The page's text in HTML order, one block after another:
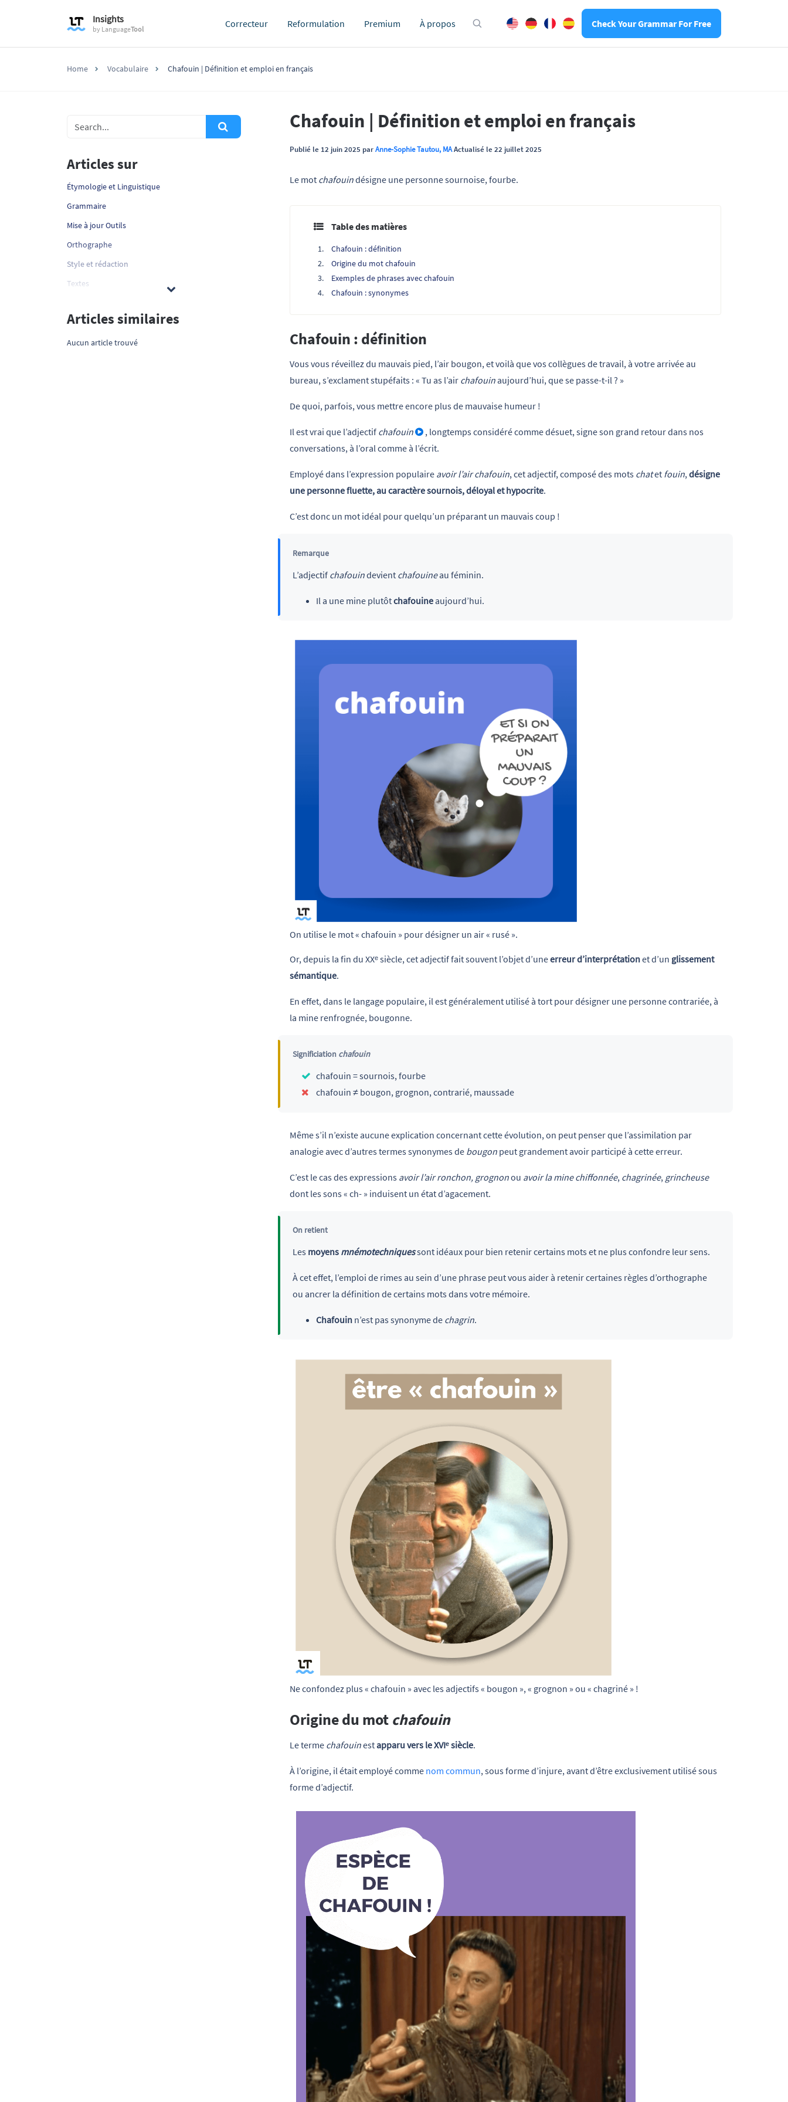
Insights
by LanguageTool Correcteur Reformulation Premium À propos Check Your Grammar For Free
Home Vocabulaire Chafouin | Définition et emploi en français
Chafouin | Définition et emploi en français
Publié le 12 juin 2025 parAnne-Sophie Tautou, MAActualisé le 22 juillet 2025
Le mot chafouindésigne une personne sournoise, fourbe.
Table des matières
Chafouin : définition
Origine du mot chafouin
Exemples de phrases avec chafouin
Chafouin : synonymes
Chafouin : définition
Vous vous réveillez du mauvais pied, l’air bougon, et voilà que vos collègues de travail, à votre arrivée au
bureau, s’exclament stupéfaits : « Tu as l’air chafouinaujourd’hui, que se passe-t-il ? »
De quoi, parfois, vous mettre encore plus de mauvaise humeur !
Il est vrai que l’adjectif chafouin
, longtemps considéré comme désuet, signe son grand retour dans nos
conversations, à l’oral comme à l’écrit.
Employé dans l’expression populaire avoir l’air chafouin, cet adjectif, composé des mots chatet fouin,désigne
une personne fluette, au caractère sournois, déloyal et hypocrite.
C’est donc un mot idéal pour quelqu’un préparant un mauvais coup !
Remarque
L’adjectif chafouindevient chafouineau féminin.
Il a une mine plutôtchafouineaujourd’hui.
On utilise le mot « chafouin » pour désigner un air « rusé ».
Or, depuis la fin du XXᵉ siècle, cet adjectif fait souvent l’objet d’uneerreur d’interprétationet d’un glissement
sémantique.
En effet, dans le langage populaire, il est généralement utilisé à tort pour désigner une personne contrariée, à
la mine renfrognée, bougonne.
Significiation chafouin
chafouin = sournois, fourbe
chafouin ≠ bougon, grognon, contrarié, maussade
Même s’il n’existe aucune explication concernant cette évolution, on peut penser que l’assimilation par
analogie avec d’autres termes synonymes de bougon peut grandement avoir participé à cette erreur.
C’est le cas des expressions avoir l’air ronchon, grognonou avoir la mine chiffonnée, chagrinée, grincheuse
dont les sons « ch- » induisent un état d’agacement.
On retient
Les moyens mnémotechniquessont idéaux pour bien retenir certains mots et ne plus confondre leur sens.
À cet effet, l’emploi de rimes au sein d’une phrase peut vous aider à retenir certaines règles d’orthographe
ou ancrer la définition de certains mots dans votre mémoire.
Chafouinn’est pas synonyme de chagrin.
Ne confondez plus « chafouin » avec les adjectifs « bougon », « grognon » ou « chagriné » !
Origine du mot chafouin
Le terme chafouinestapparu vers le XVIᵉ siècle.
À l’origine, il était employé comme nom commun, sous forme d’injure, avant d’être exclusivement utilisé sous
forme d’adjectif.
Articles sur
Étymologie et Linguistique
Grammaire
Mise à jour Outils
Orthographe
Style et rédaction
Textes
Articles similaires
Aucun article trouvé